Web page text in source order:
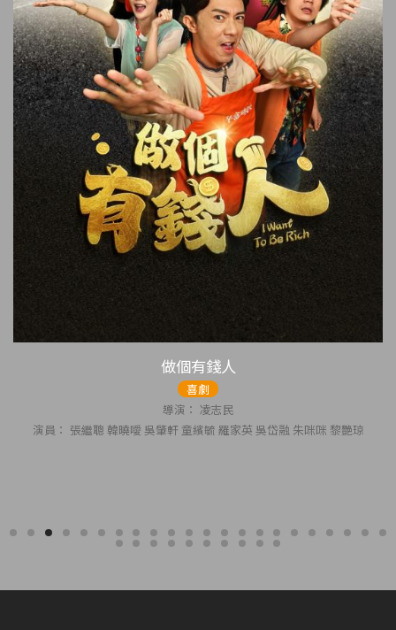
出埃及記
驚慄
導演： 彭浩翔
演員： 任達華 劉心悠 張家輝 邵美琪 溫碧霞